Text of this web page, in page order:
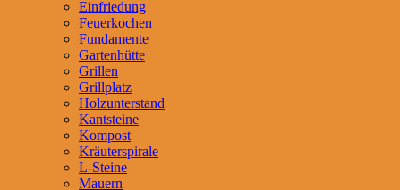
Einfriedung
Feuerkochen
Fundamente
Gartenhütte
Grillen
Grillplatz
Holzunterstand
Kantsteine
Kompost
Kräuterspirale
L-Steine
Mauern